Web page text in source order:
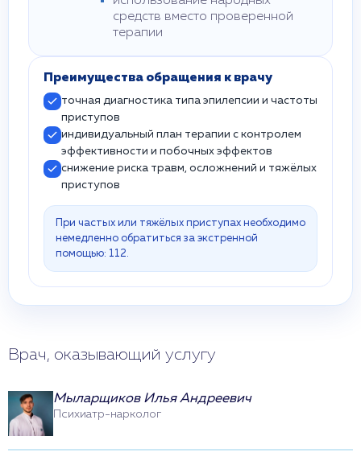
средств вместо проверенной
терапии
Преимущества обращения к врачу
точная диагностика типа эпилепсии и частоты
приступов
индивидуальный план терапии с контролем
эффективности и побочных эффектов
снижение риска травм, осложнений и тяжёлых
приступов
При частых или тяжёлых приступах необходимо
немедленно обратиться за экстренной
помощью: 112.
Врач, оказывающий услугу
Мыларщиков Илья Андреевич
Психиатр-нарколог